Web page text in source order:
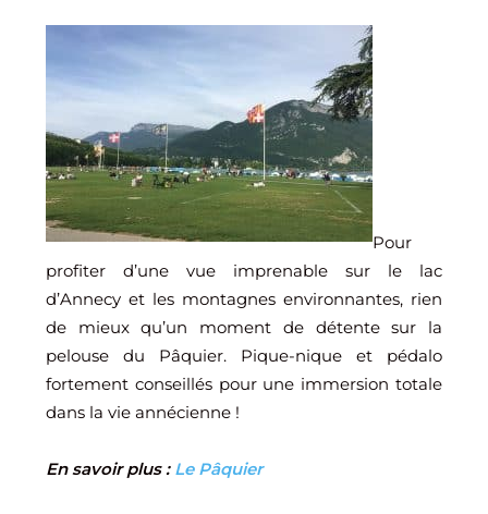
Pour
profiter d’une vue imprenable sur le lac
d’Annecy et les montagnes environnantes, rien
de mieux qu’un moment de détente sur la
pelouse du Pâquier. Pique-nique et pédalo
fortement conseillés pour une immersion totale
dans la vie annécienne !
En savoir plus : Le Pâquier